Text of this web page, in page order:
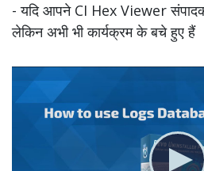
- यदि आपने CI Hex Viewer संपादक
लेकिन अभी भी कार्यक्रम के बचे हुए हैं